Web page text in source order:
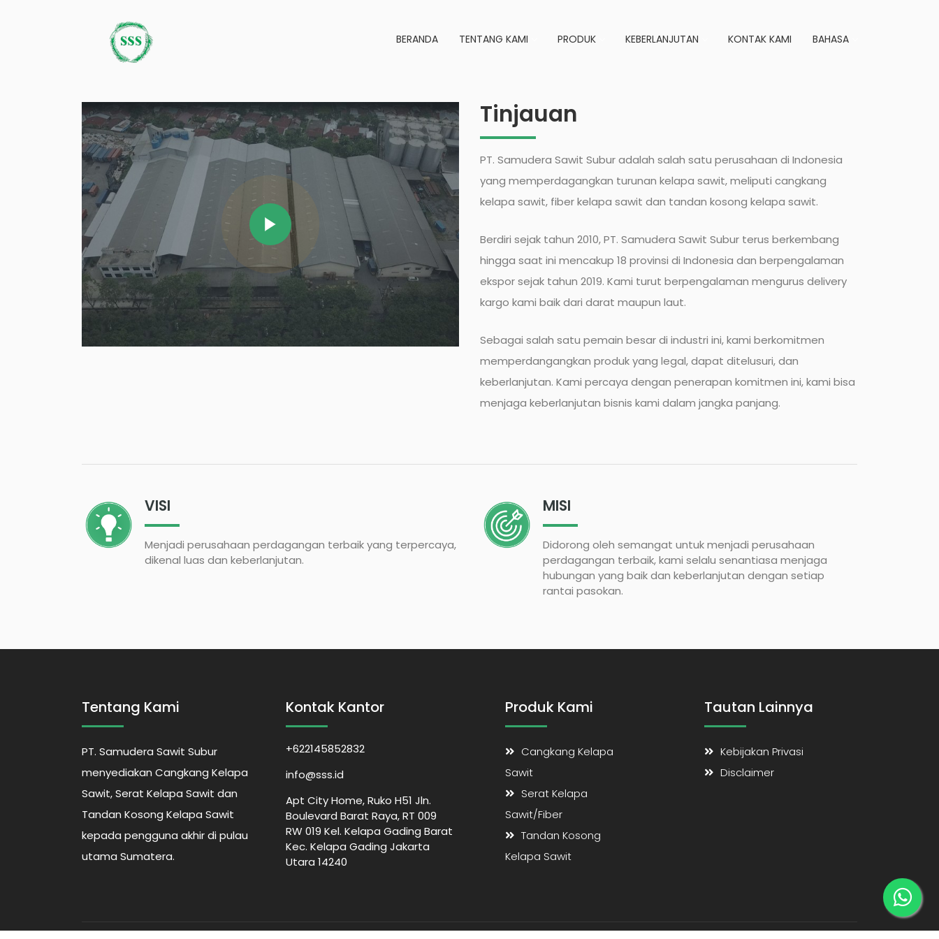
BERANDA TENTANG KAMI PRODUK KEBERLANJUTAN KONTAK KAMI BAHASA
Tinjauan
PT. Samudera Sawit Subur adalah salah satu perusahaan di Indonesia
yang memperdagangkan turunan kelapa sawit, meliputi cangkang
kelapa sawit, fiber kelapa sawit dan tandan kosong kelapa sawit.
Berdiri sejak tahun 2010, PT. Samudera Sawit Subur terus berkembang
hingga saat ini mencakup 18 provinsi di Indonesia dan berpengalaman
ekspor sejak tahun 2019. Kami turut berpengalaman mengurus delivery
kargo kami baik dari darat maupun laut.
Sebagai salah satu pemain besar di industri ini, kami berkomitmen
memperdangangkan produk yang legal, dapat ditelusuri, dan
keberlanjutan. Kami percaya dengan penerapan komitmen ini, kami bisa
menjaga keberlanjutan bisnis kami dalam jangka panjang.
VISI
Menjadi perusahaan perdagangan terbaik yang terpercaya,
dikenal luas dan keberlanjutan.
MISI
Didorong oleh semangat untuk menjadi perusahaan
perdagangan terbaik, kami selalu senantiasa menjaga
hubungan yang baik dan keberlanjutan dengan setiap
rantai pasokan.
Tentang Kami
PT. Samudera Sawit Subur
menyediakan Cangkang Kelapa
Sawit, Serat Kelapa Sawit dan
Tandan Kosong Kelapa Sawit
kepada pengguna akhir di pulau
utama Sumatera.
Kontak Kantor
+622145852832
info@sss.id
Apt City Home, Ruko H51 Jln.
Boulevard Barat Raya, RT 009
RW 019 Kel. Kelapa Gading Barat
Kec. Kelapa Gading Jakarta
Utara 14240
Produk Kami
Cangkang Kelapa
Sawit
Serat Kelapa
Sawit/Fiber
Tandan Kosong
Kelapa Sawit
Tautan Lainnya
Kebijakan Privasi
Disclaimer